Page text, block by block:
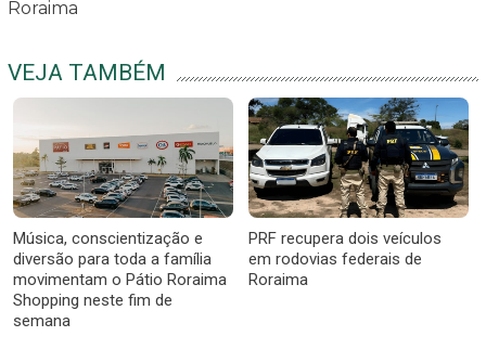
Roraima
VEJA TAMBÉM
Música, conscientização e
diversão para toda a família
movimentam o Pátio Roraima
Shopping neste fim de
semana
PRF recupera dois veículos
em rodovias federais de
Roraima